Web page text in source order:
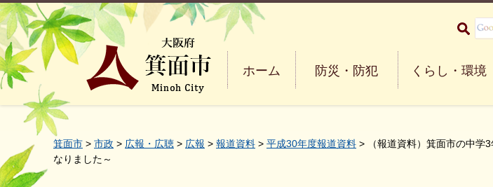
大阪府箕面市 Minoh City
ホーム 防災・防犯 くらし・環境
箕面市 > 市政 > 広報・広聴 > 広報 > 報道資料 > 平成30年度報道資料 > （報道資料）箕面市の中学
なりました～